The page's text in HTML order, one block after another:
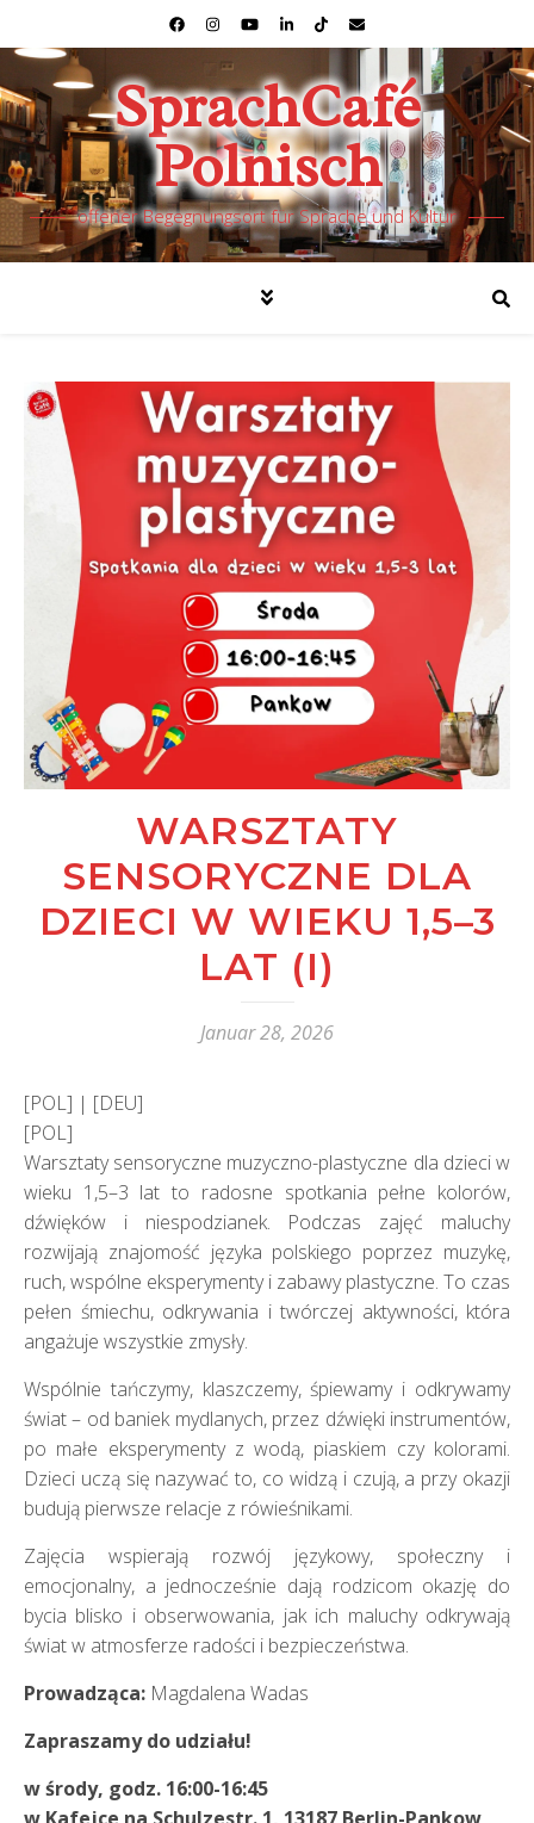
SprachCafé
Polnisch
offener Begegnungsort für Sprache und Kultur
WARSZTATY
SENSORYCZNE DLA
DZIECI W WIEKU 1,5–3
LAT (I)
Januar 28, 2026
[POL] | [DEU]
[POL]
Warsztaty sensoryczne muzyczno-plastyczne dla dzieci w
wieku 1,5–3 lat to radosne spotkania pełne kolorów,
dźwięków i niespodzianek. Podczas zajęć maluchy
rozwijają znajomość języka polskiego poprzez muzykę,
ruch, wspólne eksperymenty i zabawy plastyczne. To czas
pełen śmiechu, odkrywania i twórczej aktywności, która
angażuje wszystkie zmysły.
Wspólnie tańczymy, klaszczemy, śpiewamy i odkrywamy
świat – od baniek mydlanych, przez dźwięki instrumentów,
po małe eksperymenty z wodą, piaskiem czy kolorami.
Dzieci uczą się nazywać to, co widzą i czują, a przy okazji
budują pierwsze relacje z rówieśnikami.
Zajęcia wspierają rozwój językowy, społeczny i
emocjonalny, a jednocześnie dają rodzicom okazję do
bycia blisko i obserwowania, jak ich maluchy odkrywają
świat w atmosferze radości i bezpieczeństwa.
Prowadząca: Magdalena Wadas
Zapraszamy do udziału!
w środy, godz. 16:00-16:45